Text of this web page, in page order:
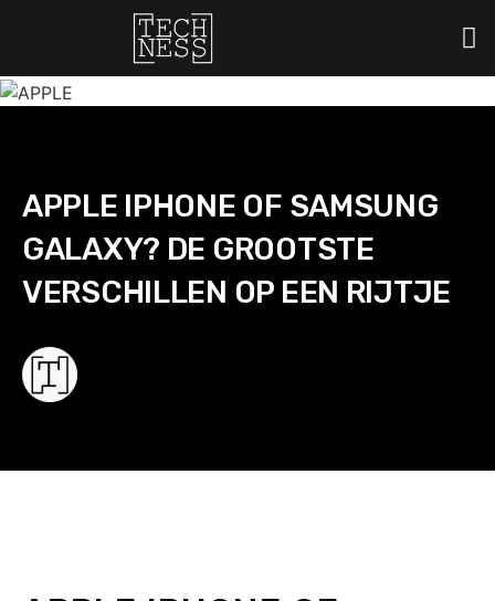
APPLE IPHONE OF SAMSUNG
GALAXY? DE GROOTSTE
VERSCHILLEN OP EEN RIJTJE